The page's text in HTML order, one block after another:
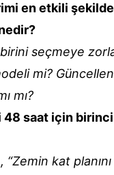
en etkili
seçmeye
mi?
mı?
48 saat için
“Zemin kat